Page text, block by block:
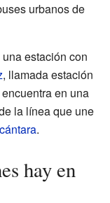
urbanos de
estación con
, llamada estación
en una
la línea que une
.
hay en